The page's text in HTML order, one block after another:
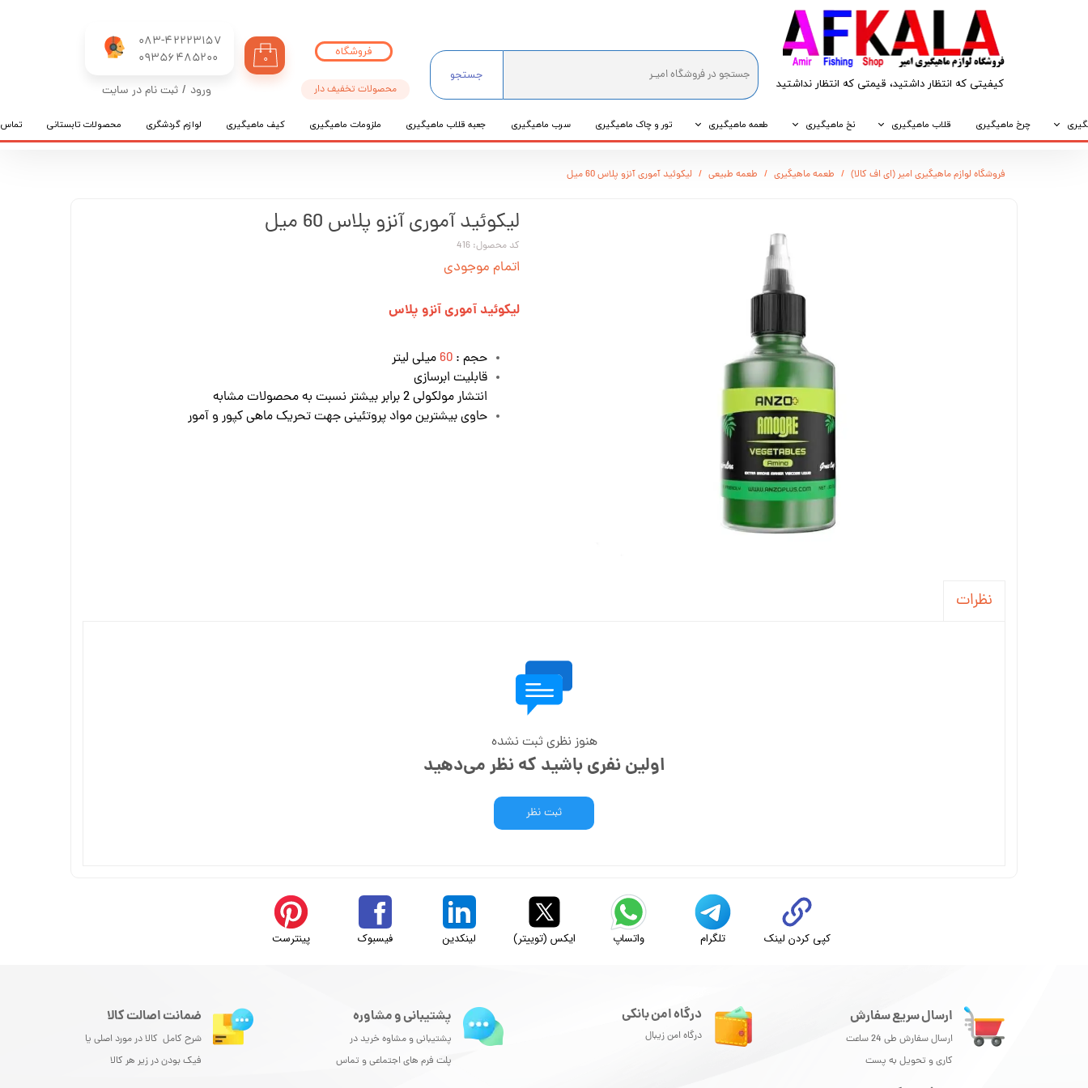
کیفیتی که انتظار داشتید، قیمتی که انتظار نداشتید​​​​​​​
083-42223157
​​​​​​​09356485200
جستجو
۰
ورود / ثبت نام در سایت
تغییر گذر واژه
چرخ ماهیگیری قلاب ماهیگیری نخ ماهیگیری طعمه ماهیگیری تور و چاک ماهیگیری سرب ماهیگیری جعبه قلاب ماهیگیری ملزومات ماهیگیری کیف ماهیگیری لوازم گردشگری محصولات تابستانی تماس
محصولات تخفیف دار
فروشگاه
فروشگاه لوازم ماهیگیری امیر (ای اف کالا) طعمه ماهیگیری طعمه طبیعی لیکوئید آموری آنزو پلاس 60 میل
لیکوئید آموری آنزو پلاس 60 میل
کد محصول: 416
اتمام موجودی
لیکوئید آموری آنزو پلاس
حجم : 60 میلی لیتر
قابلیت ابرسازی
انتشار مولکولی 2 برابر بیشتر نسبت به محصولات مشابه
حاوی بیشترین مواد پروتئینی جهت تحریک ماهی کپور و آمور
نظرات
هنوز نظری ثبت نشده
اولین نفری باشید که نظر می‌دهید
ثبت نظر
کپی کردن لینک تلگرام واتساپ ایکس (توییتر) لینکدین فیسبوک پینترست
ارسال سریع سفارش
ارسال سفارش طی 24 ساعت
کاری و تحویل به پست
درگاه امن بانکی
درگاه امن زیبال
پشتیبانی و مشاوره
پشتیبانی و مشاوه خرید در
پلت فرم های اجتماعی و تماس
ضمانت اصالت کالا
شرح کامل کالا در مورد اصلی یا
فیک بودن در زیر هر کالا